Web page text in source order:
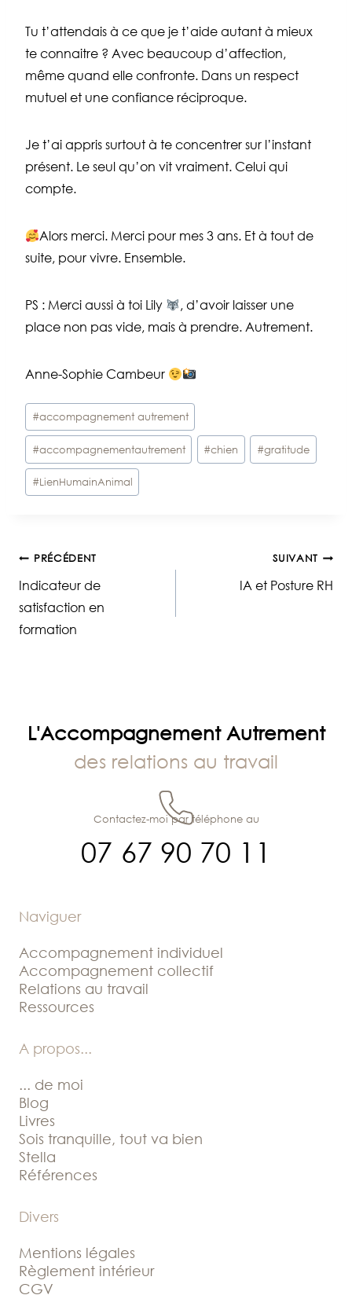
Tu t’attendais à ce que je t’aide autant à mieux
te connaitre ? Avec beaucoup d’affection,
même quand elle confronte. Dans un respect
mutuel et une confiance réciproque.
Je t’ai appris surtout à te concentrer sur l’instant
présent. Le seul qu’on vit vraiment. Celui qui
compte.
Alors merci. Merci pour mes 3 ans. Et à tout de
suite, pour vivre. Ensemble.
PS : Merci aussi à toi Lily
, d’avoir laisser une
place non pas vide, mais à prendre. Autrement.
Anne-Sophie Cambeur
Étiquettes
de
la
publication :
#accompagnement autrement
#accompagnementautrement #chien #gratitude
#LienHumainAnimal
Navigation
de
PRÉCÉDENT
Indicateur de
satisfaction en
formation
SUIVANT
IA et Posture RH
L'Accompagnement Autrement
des relations au travail
07 67 90 70 11
Contactez-moi par téléphone au
Naviguer
Accompagnement individuel
Accompagnement collectif
Relations au travail
Ressources
A propos...
... de moi
Blog
Livres
Sois tranquille, tout va bien
Stella
Références
Divers
Mentions légales
Règlement intérieur
CGV